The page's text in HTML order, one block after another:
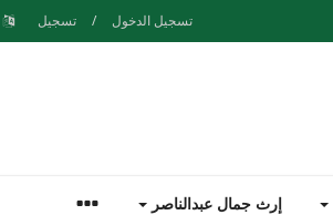
تسجيل الدخول / تسجيل
إرث جمال عبدالناصر